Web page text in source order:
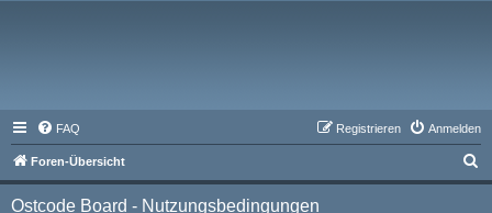
FAQ Anmelden
Registrieren
Foren-Übersicht
u
Ostcode Board - Nutzungsbedingungen